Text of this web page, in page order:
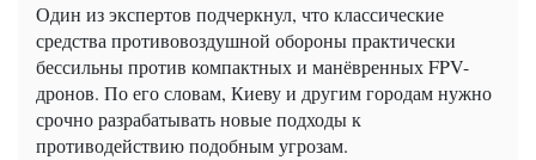
Один из экспертов подчеркнул, что классические
средства противовоздушной обороны практически
бессильны против компактных и манёвренных FPV-
дронов. По его словам, Киеву и другим городам нужно
срочно разрабатывать новые подходы к
противодействию подобным угрозам.